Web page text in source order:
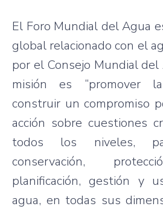
El Foro Mundial del Agua
global relacionado con el
por el Consejo Mundial
misión es “promover la
construir un compromiso
acción sobre cuestiones
todos los niveles,
conservación,
planificación, gestión y
agua, en todas sus